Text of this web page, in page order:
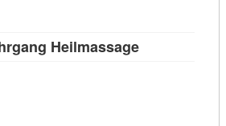
HeilmassageKursdetail: